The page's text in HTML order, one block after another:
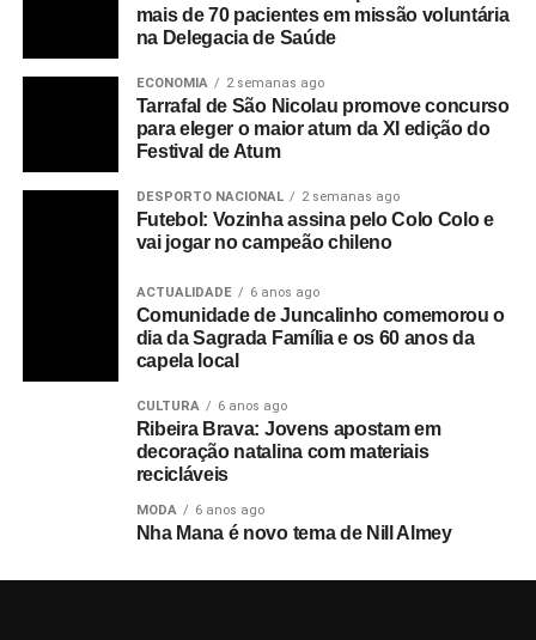
mais de 70 pacientes em missão voluntária
na Delegacia de Saúde
ECONOMIA 2 semanas ago
Tarrafal de São Nicolau promove concurso
para eleger o maior atum da XI edição do
Festival de Atum
DESPORTO NACIONAL 2 semanas ago
Futebol: Vozinha assina pelo Colo Colo e
vai jogar no campeão chileno
ACTUALIDADE 6 anos ago
Comunidade de Juncalinho comemorou o
dia da Sagrada Família e os 60 anos da
capela local
CULTURA 6 anos ago
Ribeira Brava: Jovens apostam em
decoração natalina com materiais
recicláveis
MODA 6 anos ago
Nha Mana é novo tema de Nill Almey